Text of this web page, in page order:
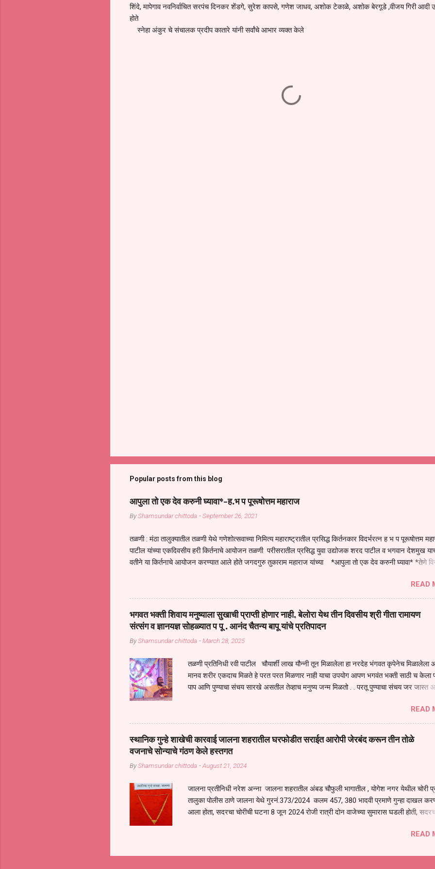
शिंदे, मापेगाव नवनिर्वाचित सरपंच दिनकर शेंडगे, सुरेश कापसे, गणेश जाधव, अशोक टेकाळे, अशोक बेरगूडे ,वीजय गिरी आदी
होते
स्नेहा अंकुर चे संचालक प्रदीप कातारे यांनी सर्वांचे आभार व्यक्त केले
Popular posts from this blog
आपुला तो एक देव करुनी घ्यावा*-ह.भ प पूरूषोत्तम महाराज
ByShamsundar chittoda -September 26, 2021
तळणी : मंठा तालुक्यातील तळणी येथे गणेशोत्सवाच्या निमित्य महाराष्ट्रातील प्रसिद्ध किर्तनकार विदर्भरत्न ह भ प पूरूषोत्तम
पाटील यांच्या एकदिवसीय हरी किर्तनाचे आयोजन तळणी परीसरातील प्रसिद्ध युवा उद्योजक शरद पाटील व भगवान देशमुख
वतीने या किर्तनाचे आयोजन करण्यात आले होते जगदगुरु तुकाराम महाराज यांच्या *आपुला तो एक देव करुनी घ्यावा* *तेणे
जातीच्या परीक्षेचा काळ आहे धर्ममंडपात बसलेली लोक ही खरच भाग्यवान आहेत कोरोना सारख्या महामारीत आपंण जिवंत आहोत
महामारीतून जर आपल्याला वाचायचे असेल तर धार्मीक विचाराचा आधार आपल्याला घ्यावाच लागेल महामारीच्या काळात वारकरी
सप्रदायच खूप मोठा आधार आहे सध्य स्थितीत मानव जातीची मानसीक अवस्था सक्षम असणे गरजेचे आहे कोरोना ने मानवी
गरजा कीती कमी आहेत यांची जाणीव आपल्या सगळ्याना करून दीली आहे मनुष्याच्या आयुष्यातील नामसाधना ही त्याच्यासाठी खूप
आधार असते परतू आज काल तीच साधना करण्याचा आळस आ...
READ
भगवत भक्ती शिवाय मनुष्याला सुखाची प्राप्ती होणार नाही, बेलोरा येथ तीन दिवसीय श्री गीता रामायण
संत्संग व ज्ञानयज्ञ सोहळ्यात प पू . आनंद चैतन्य बापू यांचे प्रतिपादन
ByShamsundar chittoda -March 28, 2025
तळणी प्रतिनिधी रवी पाटील चौयार्शी लाख यौन्नी तून मिळालेला हा नरदेह भंगवत कृपेनेच मिळालेला
मानव शरीर एकदाच मिळते हे परत परत मिळणार नाही याचा उपयोग आपण भगवंत भक्ती साठी च केला
पाप आणि पुण्याचा संचय सारखे असतील तेव्हाच मनुष्य जन्म मिळतो . . परतू पुण्याचा संचय जर जास्त
शरिराला इंतर सुंगधाचे व्यसन लागण्यापेक्षा भगवत भंक्ती चे व व्यसन लावा म्हणजे या नरदेहाचा उपयोग
चार कुपा या मनुष्यावर होत असतात यापैकी भगवत कृपा ही पुण्यवानालाच होत असते . भगवंताच्या
नरदेहाचा उद्धार होतो गरज आहे त्याला मनापासून आळवण्याची असे प्रतिपादन प पू चेतन्य बापू याचे कृपा
शिष्य आनंद चैतन्य बापू यांनी तळणी येथून जवळच असलेल्या बेलोरा येथे केले तीन दिवसीय गीतारामायण
संत्संगाचे आयोजन करण्यात आले आहे . या कलयुगात प्रत्येक मनुष्य दुःखी आहे थोडे थोडे सगळेच
या संसारात तुम्हाला कोणीच सुखी नजरेला येणार नाही . धनाने सुखी असतील पण शरीर व्याधी...
READ
स्थानिक गुन्हे शाखेची कारवाई जालना शहरातील घरफोडीत सराईत आरोपी जेरबंद करून तीन तोळे
वजनाचे सोन्याचे गंठण केले हस्तगत
ByShamsundar chittoda -August 21, 2024
जालना प्रतीनिधी नरेश अन्ना जालना शहरातील अंबड चौफुली भागातील , योगेश नगर येथील चोरी
तालुका पोलीस ठाणे जालना येथे गुरनं.373/2024 कलम 457, 380 भादवी प्रमाणे गुन्हा दाखल
आला होता, सदरचा चोरीची घटना 8 जून 2024 रोजी रात्री दोन वाजेच्या सुमारास घडली होती,
निरीक्षक पंकज जाधव यांना सूचना दिल्या त्या अनुषंगाने पोलीस निरीक्षक स्थानिक गुन्हे शाखा जालना
अनुषंगाने दिनांक 20 ऑगस्ट रोजी स्थानिक गुन्हे शाखेतील पोलीस अधिकारी व अंमलदार हे नमूद
READ